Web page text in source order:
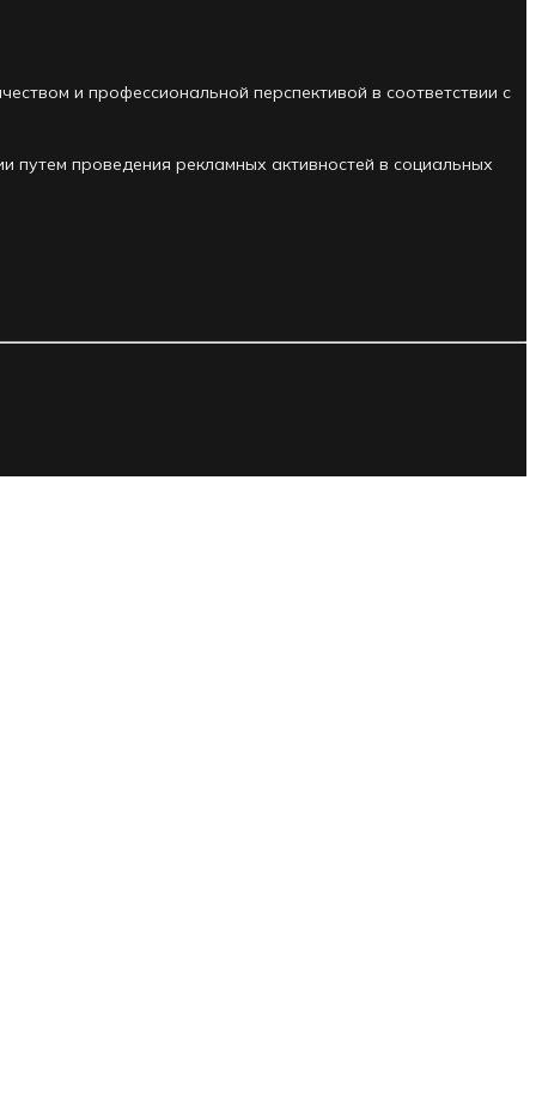
и профессиональной перспективой в соответствии с
путем проведения рекламных активностей в социальных